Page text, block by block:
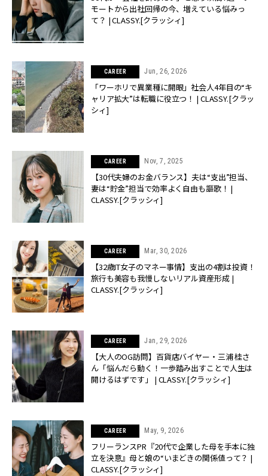
モートから出社回帰の今、増えている悩みっ
て？ | CLASSY.[クラッシィ]
CAREER Jun, 26, 2026
「ワーホリで異業種に開眼」社会人4年目の“キ
ャリア拡大”は転職に役立つ！ | CLASSY.[クラッ
シィ]
CAREER Nov, 7, 2025
【30代夫婦のお金バランス】夫は“支出”担当、
妻は“貯金”担当で効率よく自由も謳歌！ |
CLASSY.[クラッシィ]
CAREER Mar, 30, 2026
【32歳IT女子のマネー事情】支出の4割は投資！
旅行も美容も我慢しないリアル資産形成 |
CLASSY.[クラッシィ]
CAREER Jan, 29, 2026
【大人のOG訪問】百貨店バイヤー・三浦 桂さ
ん「悩んだら動く！一歩踏み出すことで人生は
開けるはずです」 | CLASSY.[クラッシィ]
CAREER May, 9, 2026
フリーランスPR『20代で企業した母を手本に独
立を決意』母と娘の“いまどきの関係値って？ |
CLASSY.[クラッシィ]